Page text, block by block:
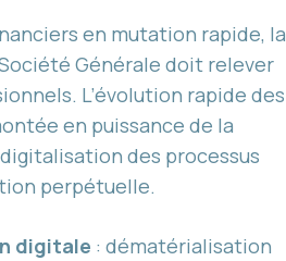
en mutation rapide, la
Générale doit relever
L’évolution rapide des
en puissance de la
des processus
perpétuelle.
digitale : dématérialisation